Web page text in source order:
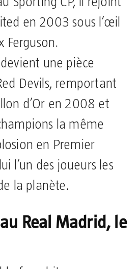
en 2003 sous l’œil
Ferguson.
une pièce
Devils, remportant
d’Or en 2008 et
la même
en Premier
l’un des joueurs les
la planète.
Real Madrid, le